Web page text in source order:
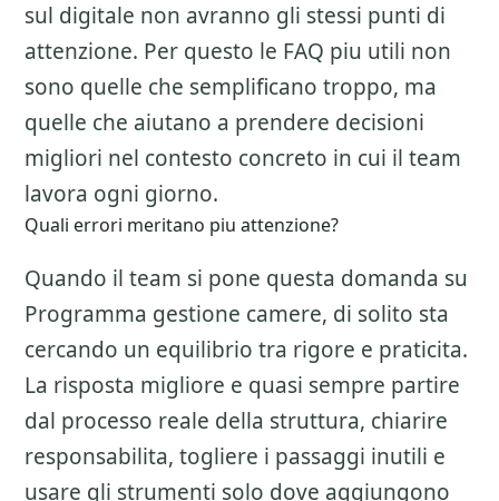
sul digitale non avranno gli stessi punti di
attenzione. Per questo le FAQ piu utili non
sono quelle che semplificano troppo, ma
quelle che aiutano a prendere decisioni
migliori nel contesto concreto in cui il team
lavora ogni giorno.
Quali errori meritano piu attenzione?
Quando il team si pone questa domanda su
Programma gestione camere, di solito sta
cercando un equilibrio tra rigore e praticita.
La risposta migliore e quasi sempre partire
dal processo reale della struttura, chiarire
responsabilita, togliere i passaggi inutili e
usare gli strumenti solo dove aggiungono